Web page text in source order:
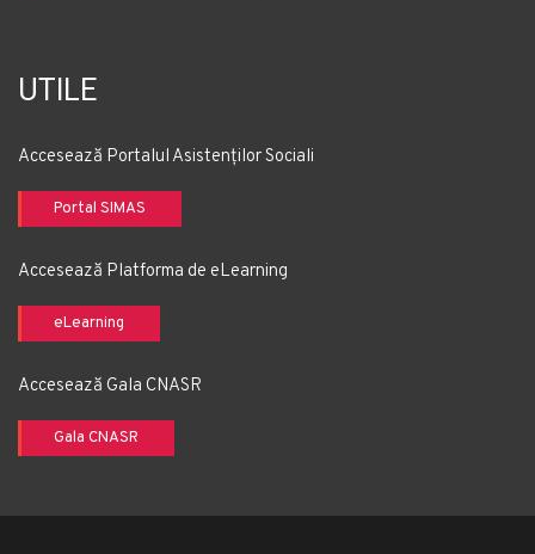
UTILE
Accesează Portalul Asistenților Sociali
Portal SIMAS
Accesează Platforma de eLearning
eLearning
Accesează Gala CNASR
Gala CNASR